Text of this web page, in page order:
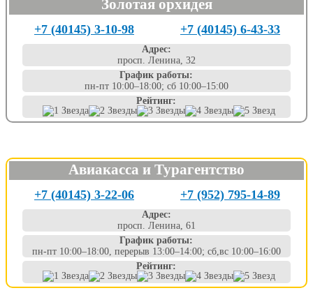
Золотая орхидея
+7 (40145) 3-10-98 +7 (40145) 6-43-33
Адрес:
просп. Ленина, 32
График работы:
пн-пт 10:00–18:00; сб 10:00–15:00
Рейтинг:
Авиакасса и Турагентство
+7 (40145) 3-22-06 +7 (952) 795-14-89
Адрес:
просп. Ленина, 61
График работы:
пн-пт 10:00–18:00, перерыв 13:00–14:00; сб,вс 10:00–16:00
Рейтинг: